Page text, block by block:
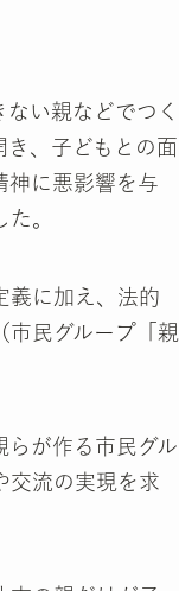
い親などでつく
き、子どもとの面
神に悪影響を与
。
義に加え、法的
市民グループ「親
らが作る市民グル
交流の実現を求